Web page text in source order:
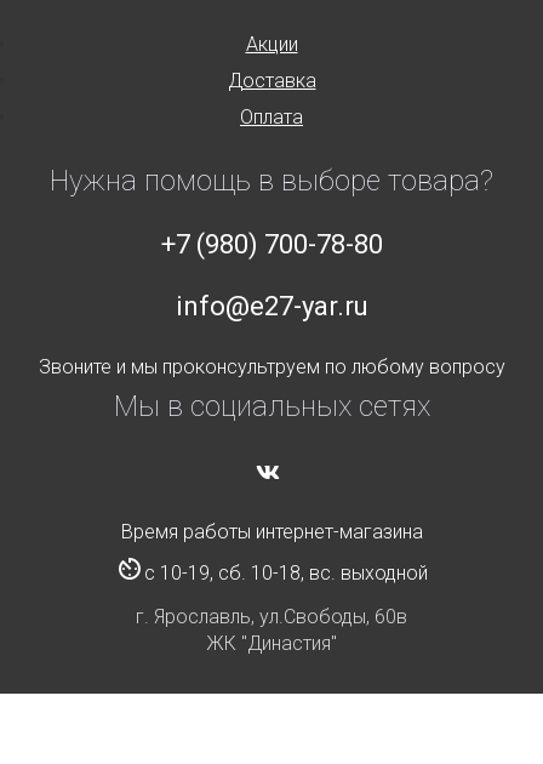
Акции
Доставка
Оплата
Нужна помощь в выборе товара?
+7 (980) 700-78-80
info@e27-yar.ru
Звоните и мы проконсультруем по любому вопросу
Мы в социальных сетях
Время работы интернет-магазина
с 10-19, сб. 10-18, вс. выходной
г. Ярославль, ул.Свободы, 60в
ЖК "Династия"